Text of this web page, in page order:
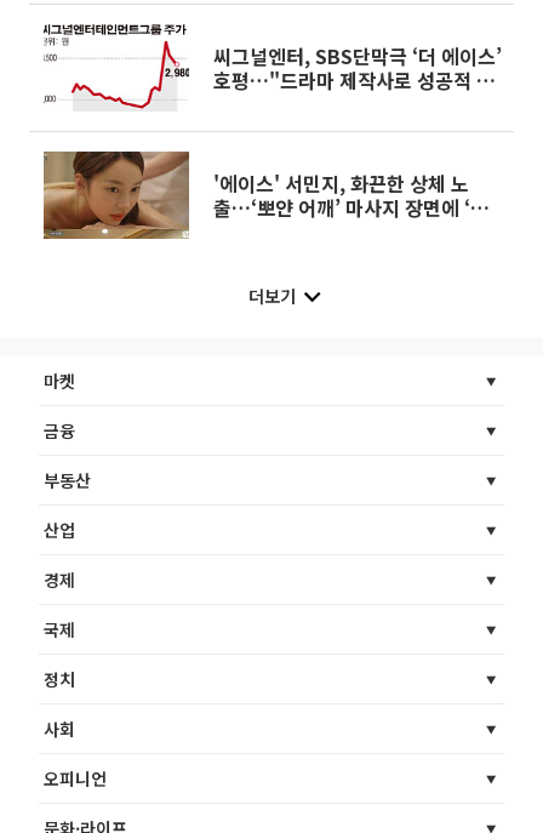
씨그널엔터, SBS단막극 ‘더 에이스’
호평…"드라마 제작사로 성공적 자
'에이스' 서민지, 화끈한 상체 노
출…‘뽀얀 어깨’ 마사지 장면에 ‘설
더보기
마켓
금융
부동산
산업
경제
국제
정치
사회
오피니언
문화·라이프